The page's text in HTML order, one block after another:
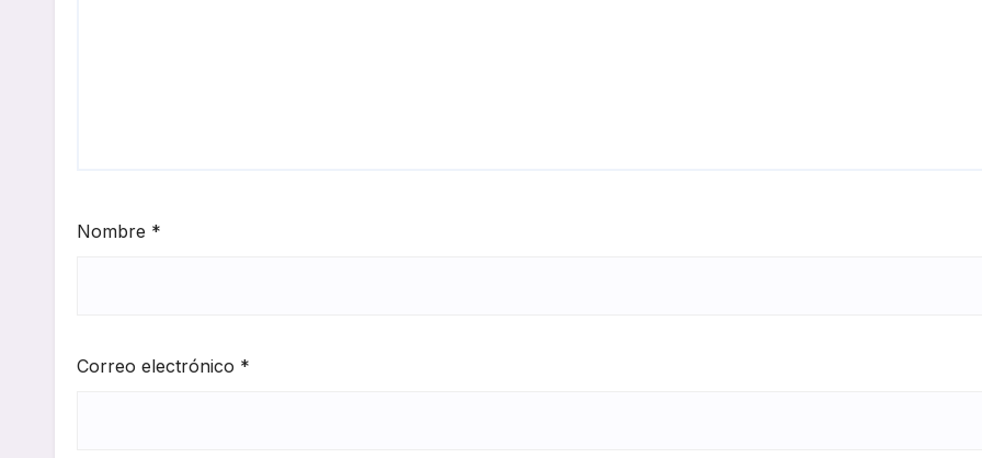
Nombre *
Correo electrónico *